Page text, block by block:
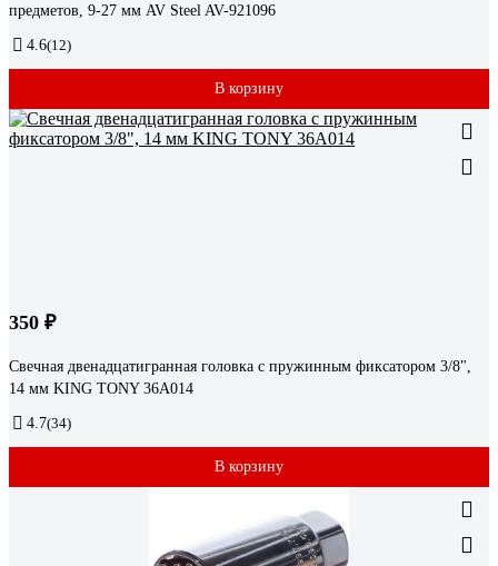
предметов, 9-27 мм AV Steel AV-921096
4.6(12)
В корзину
350 ₽
Свечная двенадцатигранная головка с пружинным фиксатором 3/8",
14 мм KING TONY 36A014
4.7(34)
В корзину